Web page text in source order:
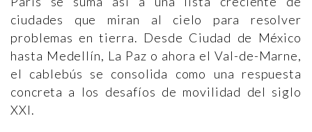
ciudades que miran al cielo para resolver
problemas en tierra. Desde Ciudad de México
hasta Medellín, La Paz o ahora el Val-de-Marne,
el cablebús se consolida como una respuesta
concreta a los desafíos de movilidad del siglo
XXI.